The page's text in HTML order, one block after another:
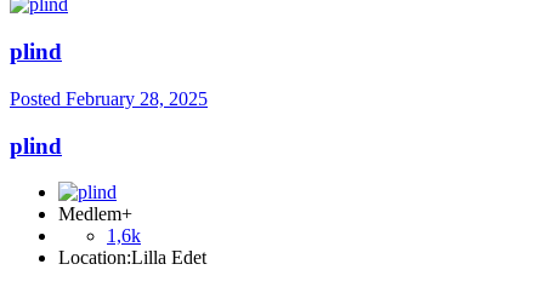
plind
Posted February 28, 2025
plind
Medlem+
1,6k
Location:Lilla Edet